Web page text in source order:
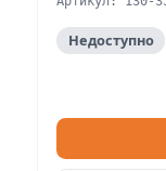
Недоступно